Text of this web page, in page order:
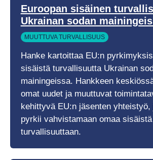
Euroopan sisäinen
Ukrainan sodan
MUUTTUVA TURVALLISUUS
Hanke kartoittaa EU:n
sisäistä turvallisuutta Ukrainan
mainingeissa. Hankkeen
omat uudet ja muuttuvat
kehittyvä EU:n jäsenten yhteistyö,
pyrkii vahvistamaan omaa sisäistä
turvallisuuttaan.